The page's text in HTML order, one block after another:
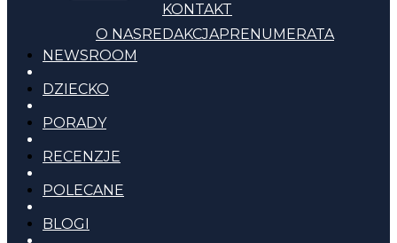
KONTAKT
O NASREDAKCJAPRENUMERATA
NEWSROOM
DZIECKO
PORADY
RECENZJE
POLECANE
BLOGI